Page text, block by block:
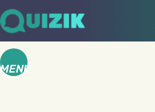
MENU